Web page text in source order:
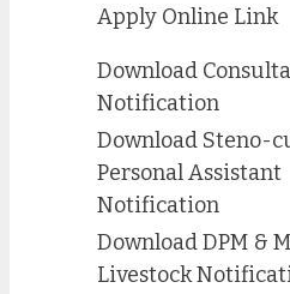
Apply Online Link
Download
Notification
Download Steno-
Personal Assistant
Notification
Download DPM &
Livestock